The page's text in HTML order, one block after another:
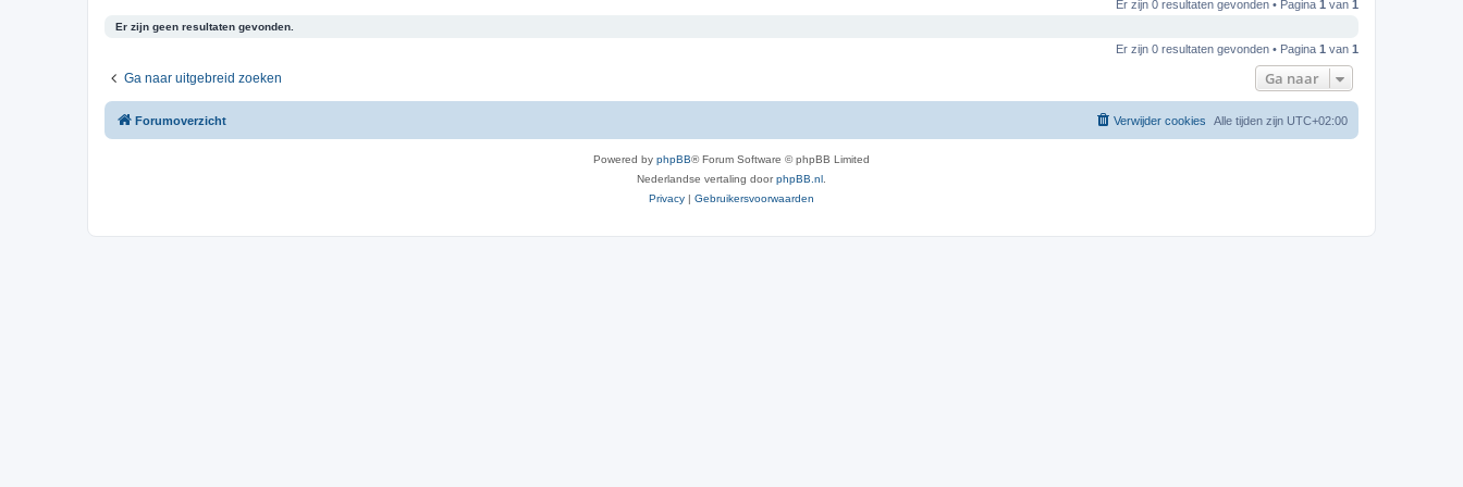
Er zijn 0 resultaten gevonden • Pagina 1 van 1
Er zijn geen resultaten gevonden.
Er zijn 0 resultaten gevonden • Pagina 1 van 1
Ga naar uitgebreid zoeken Ga naar
Forumoverzicht Alle tijden zijn UTC+02:00
Verwijder cookies
Powered by phpBB® Forum Software © phpBB Limited
Nederlandse vertaling doorphpBB.nl
Privacy | Gebruikersvoorwaarden